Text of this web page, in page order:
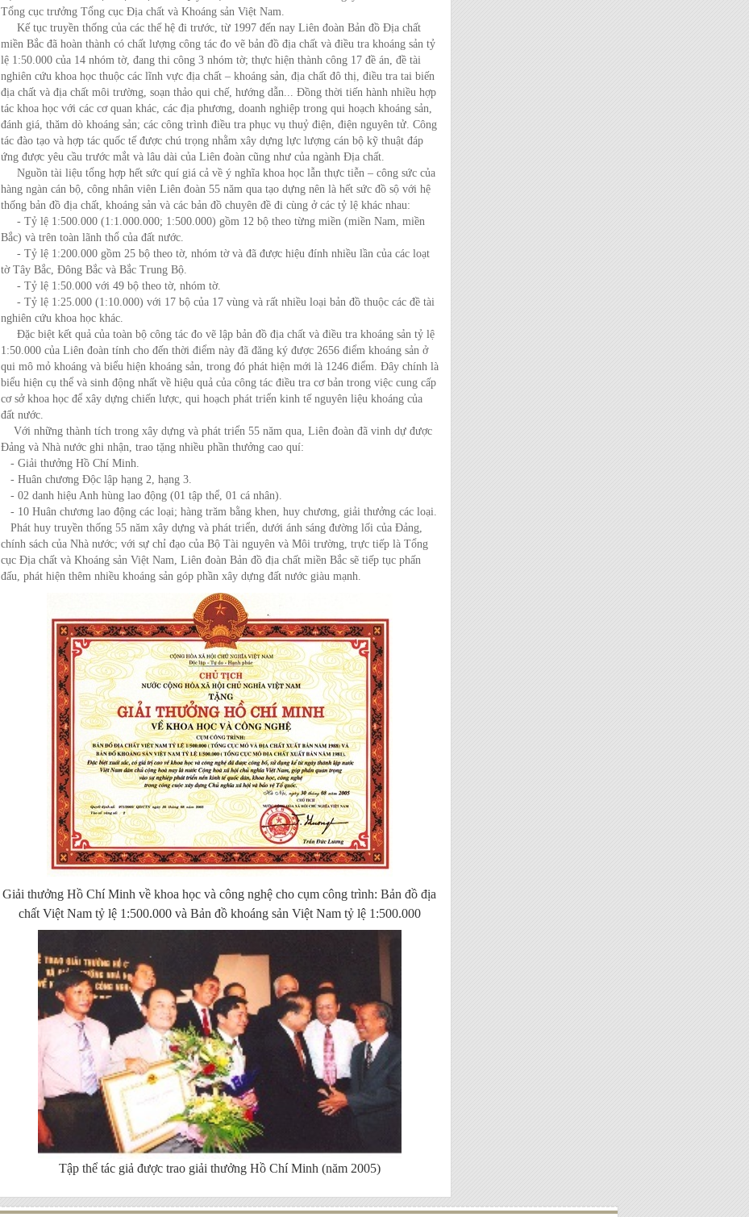
Tổng cục trưởng Tổng cục Địa chất và Khoáng sản Việt Nam.
Kế tục truyền thống của các thế hệ đi trước, từ 1997 đến nay Liên đoàn Bản đồ Địa chất
miền Bắc đã hoàn thành có chất lượng công tác đo vẽ bản đồ địa chất và điều tra khoáng sản tỷ
lệ 1:50.000 của 14 nhóm tờ, đang thi công 3 nhóm tờ; thực hiện thành công 17 đề án, đề tài
nghiên cứu khoa học thuộc các lĩnh vực địa chất – khoáng sản, địa chất đô thị, điều tra tai biến
địa chất và địa chất môi trường, soạn thảo qui chế, hướng dẫn... Đồng thời tiến hành nhiều hợp
tác khoa học với các cơ quan khác, các địa phương, doanh nghiệp trong qui hoạch khoáng sản,
đánh giá, thăm dò khoáng sản; các công trình điều tra phục vụ thuỷ điện, điện nguyên tử. Công
tác đào tạo và hợp tác quốc tế được chú trọng nhằm xây dựng lực lượng cán bộ kỹ thuật đáp
ứng được yêu cầu trước mắt và lâu dài của Liên đoàn cũng như của ngành Địa chất.
Nguồn tài liệu tổng hợp hết sức quí giá cả về ý nghĩa khoa học lẫn thực tiễn – công sức của
hàng ngàn cán bộ, công nhân viên Liên đoàn 55 năm qua tạo dựng nên là hết sức đồ sộ với hệ
thống bản đồ địa chất, khoáng sản và các bản đồ chuyên đề đi cùng ở các tỷ lệ khác nhau:
- Tỷ lệ 1:500.000 (1:1.000.000; 1:500.000) gồm 12 bộ theo từng miền (miền Nam, miền
Bắc) và trên toàn lãnh thổ của đất nước.
- Tỷ lệ 1:200.000 gồm 25 bộ theo tờ, nhóm tờ và đã được hiệu đính nhiều lần của các loạt
tờ Tây Bắc, Đông Bắc và Bắc Trung Bộ.
- Tỷ lệ 1:50.000 với 49 bộ theo tờ, nhóm tờ.
- Tỷ lệ 1:25.000 (1:10.000) với 17 bộ của 17 vùng và rất nhiều loại bản đồ thuộc các đề tài
nghiên cứu khoa học khác.
Đặc biệt kết quả của toàn bộ công tác đo vẽ lập bản đồ địa chất và điều tra khoáng sản tỷ lệ
1:50.000 của Liên đoàn tính cho đến thời điểm này đã đăng ký được 2656 điểm khoáng sản ở
qui mô mỏ khoáng và biểu hiện khoáng sản, trong đó phát hiện mới là 1246 điểm. Đây chính là
biểu hiện cụ thể và sinh động nhất về hiệu quả của công tác điều tra cơ bản trong việc cung cấp
cơ sở khoa học để xây dựng chiến lược, qui hoạch phát triển kinh tế nguyên liệu khoáng của
đất nước.
Với những thành tích trong xây dựng và phát triển 55 năm qua, Liên đoàn đã vinh dự được
Đảng và Nhà nước ghi nhận, trao tặng nhiều phần thưởng cao quí:
- Giải thưởng Hồ Chí Minh.
- Huân chương Độc lập hạng 2, hạng 3.
- 02 danh hiệu Anh hùng lao động (01 tập thể, 01 cá nhân).
- 10 Huân chương lao động các loại; hàng trăm bằng khen, huy chương, giải thưởng các loại.
Phát huy truyền thống 55 năm xây dựng và phát triển, dưới ánh sáng đường lối của Đảng,
chính sách của Nhà nước; với sự chỉ đạo của Bộ Tài nguyên và Môi trường, trực tiếp là Tổng
cục Địa chất và Khoáng sản Việt Nam, Liên đoàn Bản đồ địa chất miền Bắc sẽ tiếp tục phấn
đấu, phát hiện thêm nhiều khoáng sản góp phần xây dựng đất nước giàu mạnh.
Giải thưởng Hồ Chí Minh về khoa học và công nghệ cho cụm công trình: Bản đồ địa
chất Việt Nam tỷ lệ 1:500.000 và Bản đồ khoáng sản Việt Nam tỷ lệ 1:500.000
Tập thể tác giả được trao giải thưởng Hồ Chí Minh (năm 2005)